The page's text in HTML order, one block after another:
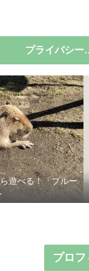
プライ
遊べる！「ブルー
プロフ